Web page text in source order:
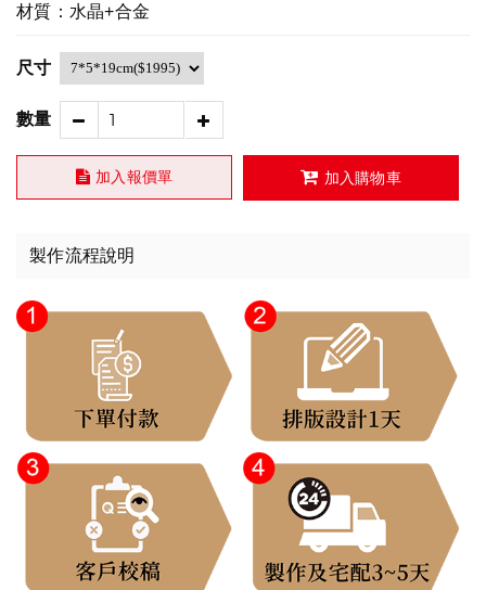
材質：水晶+合金
尺寸
數量
加入報價單 加入購物車
製作流程說明